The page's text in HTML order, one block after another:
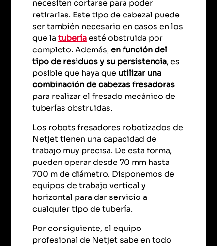
necesiten cortarse para poder
retirarlas. Este tipo de cabezal puede
ser también necesario en casos en los
que latuberíaesté obstruida por
completo. Además,en función del
tipo de residuos y su persistencia, es
posible que haya que utilizar una
combinación de cabezas fresadoras
para realizar el fresado mecánico de
tuberías obstruidas.
Los robots fresadores robotizados de
Netjet tienen una capacidad de
trabajo muy precisa. De esta forma,
pueden operar desde 70 mm hasta
700 m de diámetro. Disponemos de
equipos de trabajo vertical y
horizontal para dar servicio a
cualquier tipo de tubería.
Por consiguiente, el equipo
profesional de Netjet sabe en todo